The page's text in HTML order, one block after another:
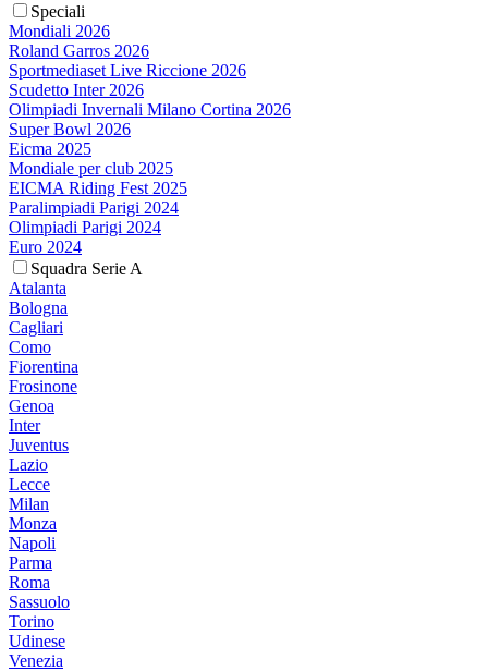
Speciali
Mondiali 2026
Roland Garros 2026
Sportmediaset Live Riccione 2026
Scudetto Inter 2026
Olimpiadi Invernali Milano Cortina 2026
Super Bowl 2026
Eicma 2025
Mondiale per club 2025
EICMA Riding Fest 2025
Paralimpiadi Parigi 2024
Olimpiadi Parigi 2024
Euro 2024
Squadra Serie A
Atalanta
Bologna
Cagliari
Como
Fiorentina
Frosinone
Genoa
Inter
Juventus
Lazio
Lecce
Milan
Monza
Napoli
Parma
Roma
Sassuolo
Torino
Udinese
Venezia